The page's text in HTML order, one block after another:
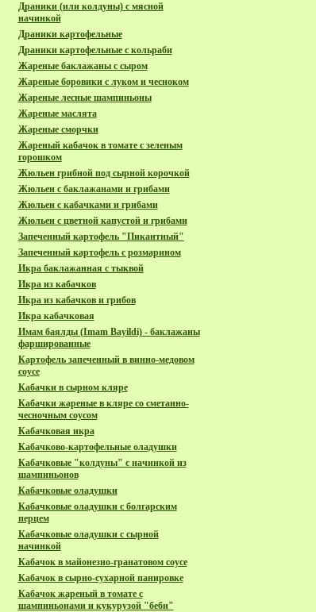
Драники (или колдуны) с мясной
начинкой
Драники картофельные
Драники картофельные с кольраби
Жареные баклажаны с сыром
Жареные боровики с луком и чесноком
Жареные лесные шампиньоны
Жареные маслята
Жареные сморчки
Жареный кабачок в томате с зеленым
горошком
Жюльен грибной под сырной корочкой
Жюльен с баклажанами и грибами
Жюльен с кабачками и грибами
Жюльен с цветной капустой и грибами
Запеченный картофель "Пикантный"
Запеченный картофель с розмарином
Икра баклажанная с тыквой
Икра из кабачков
Икра из кабачков и грибов
Икра кабачковая
Имам баялды (Imam Bayildi) - баклажаны
фаршированные
Каpтофель запеченный в винно-медовом
соусе
Кабачки в сырном кляре
Кабачки жареные в кляре со сметанно-
чесночным соусом
Кабачковая икра
Кабачково-картофельные оладушки
Кабачковые "колдуны" с начинкой из
шампиньонов
Кабачковые оладушки
Кабачковые оладушки с болгарским
перцем
Кабачковые оладушки с сырной
начинкой
Кабачок в майонезно-гранатовом соусе
Кабачок в сырно-сухарной панировке
Кабачок жареный в томате с
шампиньонами и кукурузой "беби"